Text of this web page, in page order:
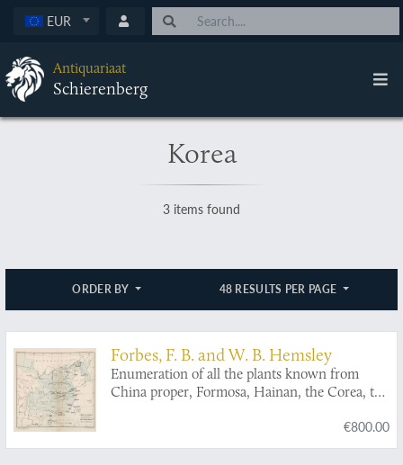
EUR
Antiquariaat
Schierenberg
Korea
3 items found
ORDER BY 48 RESULTS PER PAGE
Forbes, F. B. and W. B. Hemsley
Enumeration of all the plants known from
China proper, Formosa, Hainan, the Corea, the
Hongkong, together with their distribution
and synonymy.
€800.00